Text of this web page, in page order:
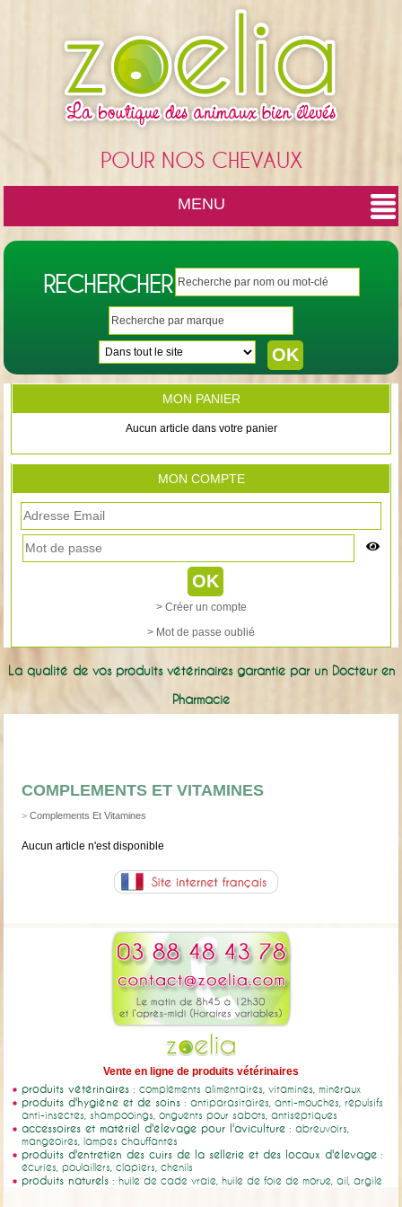
POUR NOS CHEVAUX
MENU
RECHERCHER
MON PANIER
Aucun article dans votre panier
MON COMPTE
> Créer un compte
> Mot de passe oublié
La qualité de vos produits vétérinaires garantie par un Docteur en
Pharmacie
COMPLEMENTS ET VITAMINES
> Complements Et Vitamines
Aucun article n'est disponible
Vente en ligne de produits vétérinaires
produits vétérinaires : compléments alimentaires, vitamines, minéraux
produits d'hygiène et de soins : antiparasitaires, anti-mouches, répulsifs
anti-insectes, shampooings, onguents pour sabots, antiseptiques
accessoires et matériel d'élevage pour l'aviculture : abreuvoirs,
mangeoires, lampes chauffantes
produits d'entretien des cuirs de la sellerie et des locaux d'élevage :
écuries, poulaillers, clapiers, chenils
produits naturels : huile de cade vraie, huile de foie de morue, ail, argile